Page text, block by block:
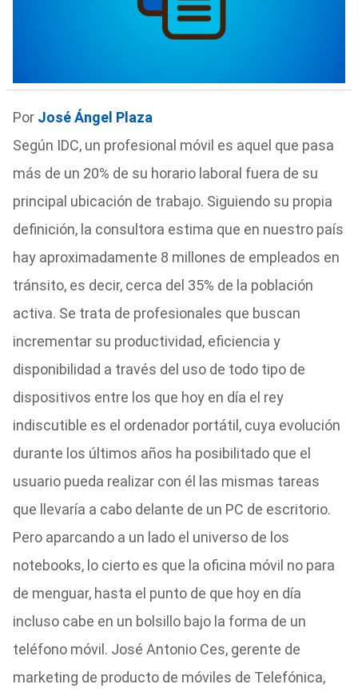
Por José Ángel Plaza
Según IDC, un profesional móvil es aquel que pasa
más de un 20% de su horario laboral fuera de su
principal ubicación de trabajo. Siguiendo su propia
definición, la consultora estima que en nuestro país
hay aproximadamente 8 millones de empleados en
tránsito, es decir, cerca del 35% de la población
activa. Se trata de profesionales que buscan
incrementar su productividad, eficiencia y
disponibilidad a través del uso de todo tipo de
dispositivos entre los que hoy en día el rey
indiscutible es el ordenador portátil, cuya evolución
durante los últimos años ha posibilitado que el
usuario pueda realizar con él las mismas tareas
que llevaría a cabo delante de un PC de escritorio.
Pero aparcando a un lado el universo de los
notebooks, lo cierto es que la oficina móvil no para
de menguar, hasta el punto de que hoy en día
incluso cabe en un bolsillo bajo la forma de un
teléfono móvil. José Antonio Ces, gerente de
marketing de producto de móviles de Telefónica,